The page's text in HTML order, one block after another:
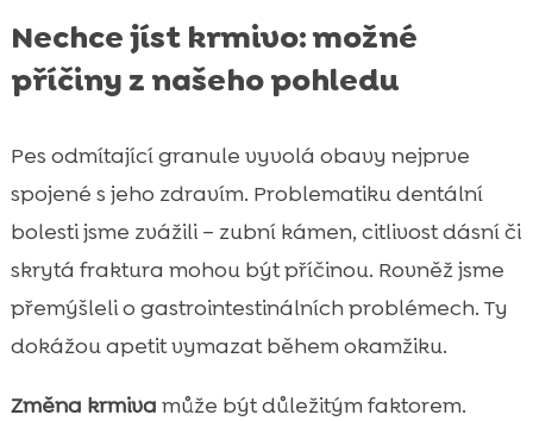
Nechce jíst krmivo: možné
příčiny z našeho pohledu
Pes odmítající granule vyvolá obavy nejprve
spojené s jeho zdravím. Problematiku dentální
bolesti jsme zvážili – zubní kámen, citlivost dásní či
skrytá fraktura mohou být příčinou. Rovněž jsme
přemýšleli o gastrointestinálních problémech. Ty
dokážou apetit vymazat během okamžiku.
Změna krmiva může být důležitým faktorem.